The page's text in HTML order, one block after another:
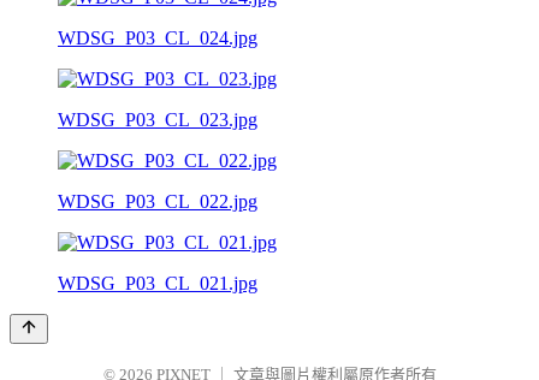
WDSG_P03_CL_024.jpg
WDSG_P03_CL_023.jpg
WDSG_P03_CL_022.jpg
WDSG_P03_CL_021.jpg
© 2026 PIXNET 文章與圖片權利屬原作者所有